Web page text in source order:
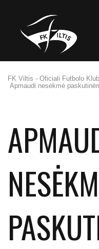
FK Viltis - Oficiali Futbolo
Apmaudi nesėkmė